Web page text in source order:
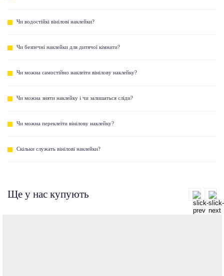
Чи водостійкі вінілові наклейки?
Чи безпечні наклейки для дитячої кімнати?
Чи можна самостійно наклеїти вінілову наклейку?
Чи можна зняти наклейку і чи залишаться сліди?
Чи можна переклеїти вінілову наклейку?
Скільки служать вінілові наклейки?
Ще у нас купують